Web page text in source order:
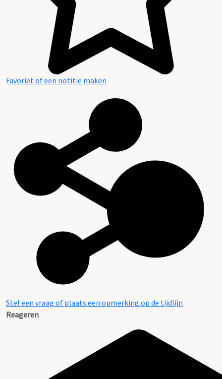
Favoriet of een notitie maken
Stel een vraag of plaats een opmerking op de tijdlijn
Reageren